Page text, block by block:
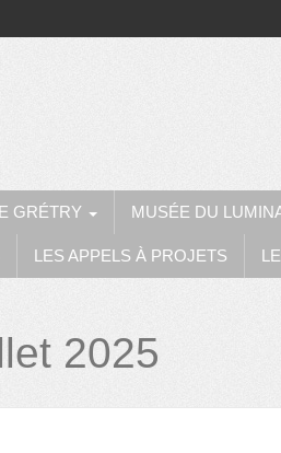
GRÉTRY MUSÉE DU
LES APPELS À PROJETS
2025